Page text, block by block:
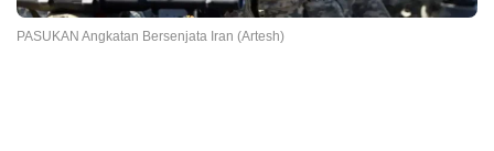
PASUKAN Angkatan Bersenjata Iran (Artesh)